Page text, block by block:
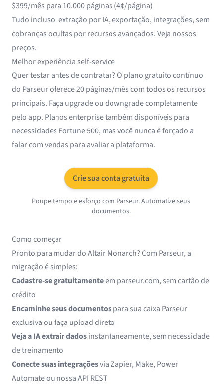
$399/mês para 10.000 páginas (4¢/página)
Tudo incluso: extração por IA, exportação, integrações, sem
cobranças ocultas por recursos avançados.Veja nossos
preços.
Melhor experiência self-service
Quer testar antes de contratar? O plano gratuito contínuo
do Parseur oferece 20 páginas/mês com todos os recursos
principais. Faça upgrade ou downgrade completamente
pelo app. Planos enterprise também disponíveis para
necessidades Fortune 500, mas você nunca é forçado a
falar com vendas para avaliar a plataforma.
Crie sua conta gratuita
Poupe tempo e esforço com Parseur. Automatize seus
documentos.
Como começar
Pronto para mudar do Altair Monarch? Com Parseur, a
migração é simples:
Cadastre-se gratuitamenteem parseur.com, sem cartão de
crédito
Encaminhe seus documentospara sua caixa Parseur
exclusiva ou faça upload direto
Veja a IA extrair dadosinstantaneamente, sem necessidade
de treinamento
Conecte suas integraçõesviaZapier, Make, Power
Automateou nossa API REST